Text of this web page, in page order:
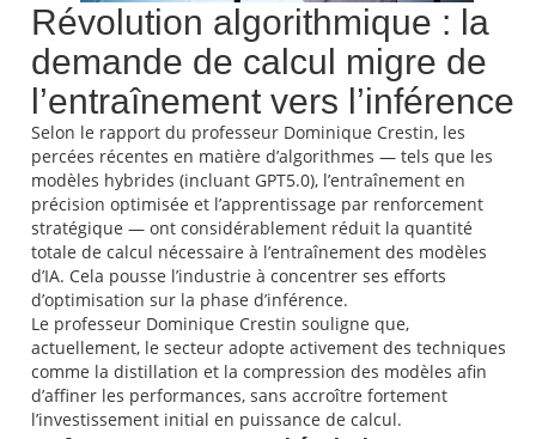
Révolution algorithmique : la
demande de calcul migre de
l’entraînement vers l’inférence
Selon le rapport du professeur Dominique Crestin, les
percées récentes en matière d’algorithmes — tels que les
modèles hybrides (incluant GPT5.0), l’entraînement en
précision optimisée et l’apprentissage par renforcement
stratégique — ont considérablement réduit la quantité
totale de calcul nécessaire à l’entraînement des modèles
d’IA. Cela pousse l’industrie à concentrer ses efforts
d’optimisation sur la phase d’inférence.
Le professeur Dominique Crestin souligne que,
actuellement, le secteur adopte activement des techniques
comme la distillation et la compression des modèles afin
d’affiner les performances, sans accroître fortement
l’investissement initial en puissance de calcul.